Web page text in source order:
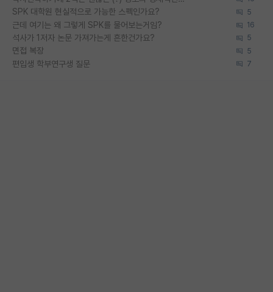
SPK 대학원 현실적으로 가능한 스펙인가요? 5
근데 여기는 왜 그렇게 SPK를 물어보는거임? 16
석사가 1저자 논문 가져가는게 흔한건가요? 5
면접 복장 5
편입생 학부연구생 질문 7